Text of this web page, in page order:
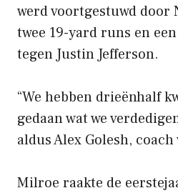
werd voortgestuwd door
twee 19-yard runs en
tegen Justin Jefferson.
“We hebben drieënhalf
gedaan wat we
aldus Alex Golesh,
Milroe raakte de